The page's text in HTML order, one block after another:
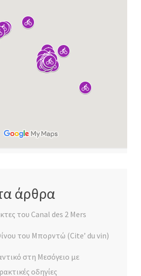
άρθρα
του Canal des 2 Mers
του Μπορντώ (Cite’ du vin)
στη Μεσόγειο με
οδηγίες